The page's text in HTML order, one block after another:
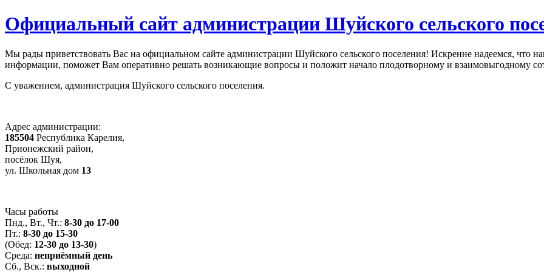
Официальный сайт администрации Шуйского сельского
Мы рады приветствовать Вас на официальном сайте администрации Шуйского сельского поселения! Искренне надеемся, что
информации, поможет Вам оперативно решать возникающие вопросы и положит начало плодотворному и взаимовыгодному
С уважением, администрация Шуйского сельского поселения.
Адрес администрации:
185504 Республика Карелия,
Прионежский район,
посёлок Шуя,
ул. Школьная дом 13
Часы работы
Пнд., Вт., Чт.: 8-30 до 17-00
Пт.: 8-30 до 15-30
(Обед: 12-30 до 13-30)
Среда: неприёмный день
Сб., Вск.: выходной